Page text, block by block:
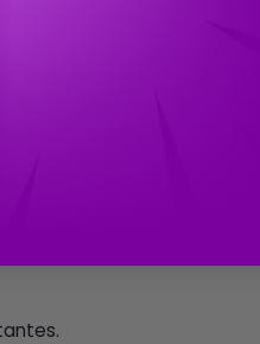
les arômes
est souvent citée
et son efficacité.
précautions d’usage :